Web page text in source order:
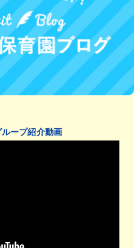
ープ紹介動画